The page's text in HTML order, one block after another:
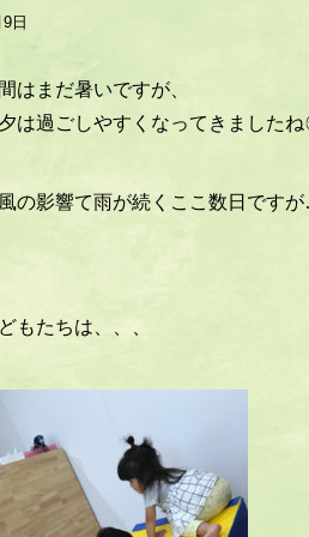
日
はまだ暑いですが、
は過ごしやすくなってきましたね
の影響て雨が続くここ数日です
もたちは、、、